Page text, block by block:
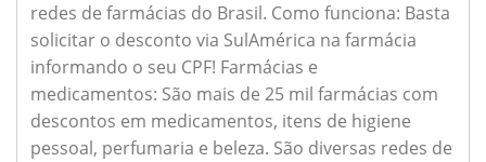
redes de farmácias do Brasil. Como funciona: Basta
solicitar o desconto via SulAmérica na farmácia
informando o seu CPF! Farmácias e
medicamentos: São mais de 25 mil farmácias com
descontos em medicamentos, itens de higiene
pessoal, perfumaria e beleza. São diversas redes de